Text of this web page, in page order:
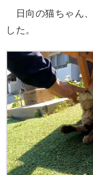
日向の猫ちゃん
した。